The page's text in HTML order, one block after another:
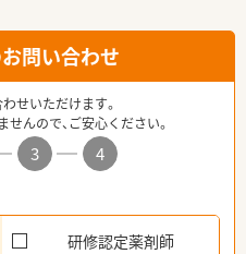
問い合わせ
せいただけます。
んので、ご安心ください。
3
4
研修認定薬剤師